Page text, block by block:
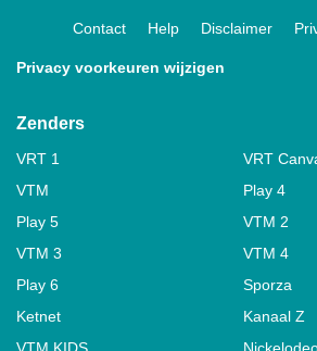
Contact Help Disclaimer
Privacy voorkeuren wijzigen
Zenders
VRT 1
VRT
VTM
Play 4
Play 5
VTM 2
VTM 3
VTM 4
Play 6
Sporza
Ketnet
Kanaal Z